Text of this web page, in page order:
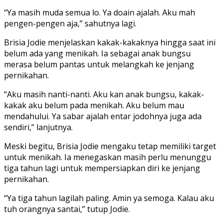
“Ya masih muda semua lo. Ya doain ajalah. Aku mah
pengen-pengen aja,” sahutnya lagi.
Brisia Jodie menjelaskan kakak-kakaknya hingga saat ini
belum ada yang menikah. Ia sebagai anak bungsu
merasa belum pantas untuk melangkah ke jenjang
pernikahan.
“Aku masih nanti-nanti. Aku kan anak bungsu, kakak-
kakak aku belum pada menikah. Aku belum mau
mendahului. Ya sabar ajalah entar jodohnya juga ada
sendiri,” lanjutnya.
Meski begitu, Brisia Jodie mengaku tetap memiliki target
untuk menikah. Ia menegaskan masih perlu menunggu
tiga tahun lagi untuk mempersiapkan diri ke jenjang
pernikahan.
“Ya tiga tahun lagilah paling. Amin ya semoga. Kalau aku
tuh orangnya santai,” tutup Jodie.